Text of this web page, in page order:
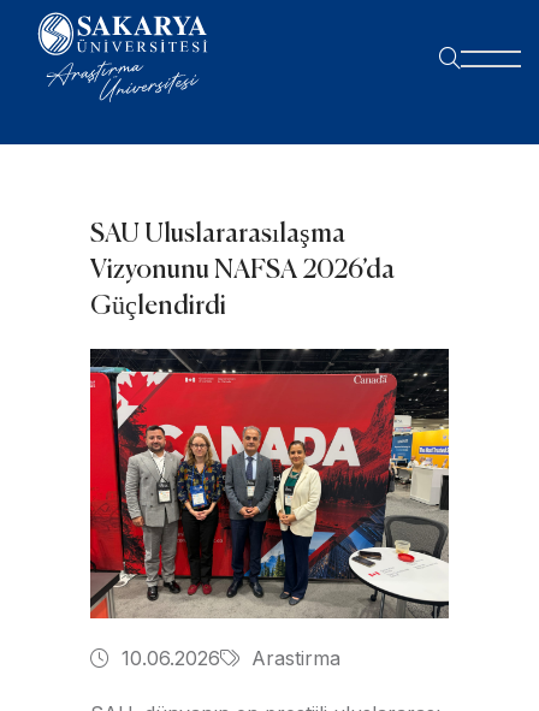
SAU Uluslararasılaşma
Vizyonunu NAFSA 2026’da
Güçlendirdi
10.06.2026 Arastirma